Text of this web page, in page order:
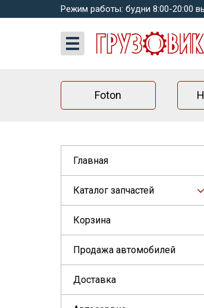
Режим работы: будни 8:00-20:00
Foton
Главная
Каталог запчастей
Корзина
Продажа автомобилей
Доставка